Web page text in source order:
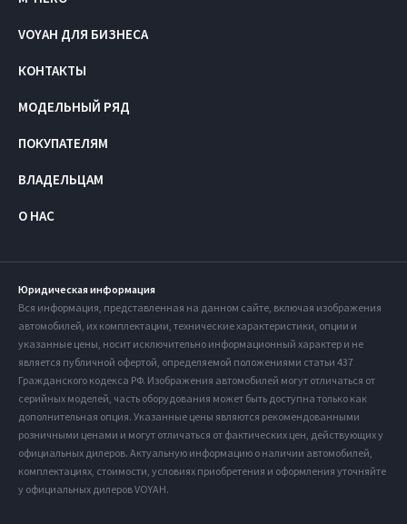
VOYAH ДЛЯ БИЗНЕСА
КОНТАКТЫ
МОДЕЛЬНЫЙ РЯД
ПОКУПАТЕЛЯМ
ВЛАДЕЛЬЦАМ
О НАС
Юридическая информация
Вся информация, представленная на данном сайте, включая изображения
автомобилей, их комплектации, технические характеристики, опции и
указанные цены, носит исключительно информационный характер и не
является публичной офертой, определяемой положениями статьи 437
Гражданского кодекса РФ. Изображения автомобилей могут отличаться от
серийных моделей, часть оборудования может быть доступна только как
дополнительная опция. Указанные цены являются рекомендованными
розничными ценами и могут отличаться от фактических цен, действующих у
официальных дилеров. Актуальную информацию о наличии автомобилей,
комплектациях, стоимости, условиях приобретения и оформления уточняйте
у официальных дилеров VOYAH.